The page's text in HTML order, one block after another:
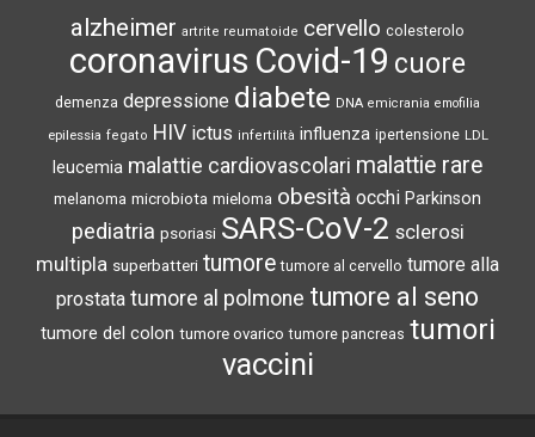
alzheimer artrite reumatoide cervello colesterolo
coronavirus Covid-19 cuore
demenza depressione diabete DNA emicrania emofilia
epilessia fegato HIV ictus infertilità influenza ipertensione LDL
leucemia malattie cardiovascolari malattie rare
melanoma microbiota mieloma obesità occhi Parkinson
pediatria psoriasi SARS-CoV-2 sclerosi
multipla superbatteri tumore tumore al cervello tumore alla
prostata tumore al polmone tumore al seno
tumore del colon tumore ovarico tumore pancreas tumori
vaccini